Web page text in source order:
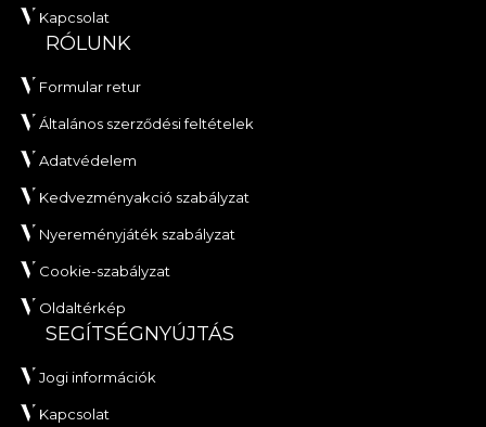
Kapcsolat
RÓLUNK
Formular retur
Általános szerződési feltételek
Adatvédelem
Kedvezményakció szabályzat
Nyereményjáték szabályzat
Cookie-szabályzat
Oldaltérkép
SEGÍTSÉGNYÚJTÁS
Jogi információk
Kapcsolat